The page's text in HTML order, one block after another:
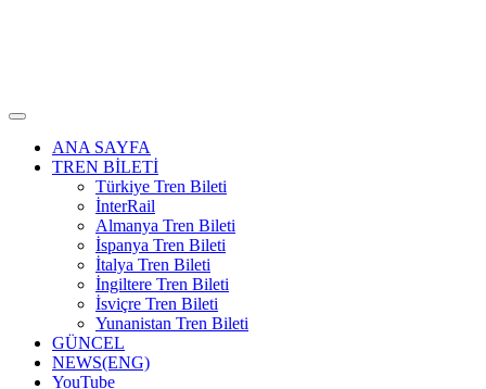
ANA SAYFA
TREN BİLETİ
Türkiye Tren Bileti
İnterRail
Almanya Tren Bileti
İspanya Tren Bileti
İtalya Tren Bileti
İngiltere Tren Bileti
İsviçre Tren Bileti
Yunanistan Tren Bileti
GÜNCEL
NEWS(ENG)
YouTube